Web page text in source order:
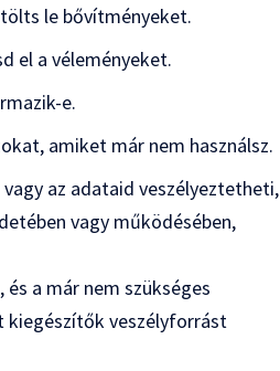
le bővítményeket.
el a véleményeket.
e.
amiket már nem használsz.
az adataid veszélyeztetheti,
vagy működésében,
a már nem szükséges
kiegészítők veszélyforrást